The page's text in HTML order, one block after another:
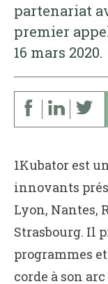
partenariat
premier
16 mars 2020.
1Kubator est
innovants
Lyon, Nantes,
Strasbourg. Il
programmes
corde à son